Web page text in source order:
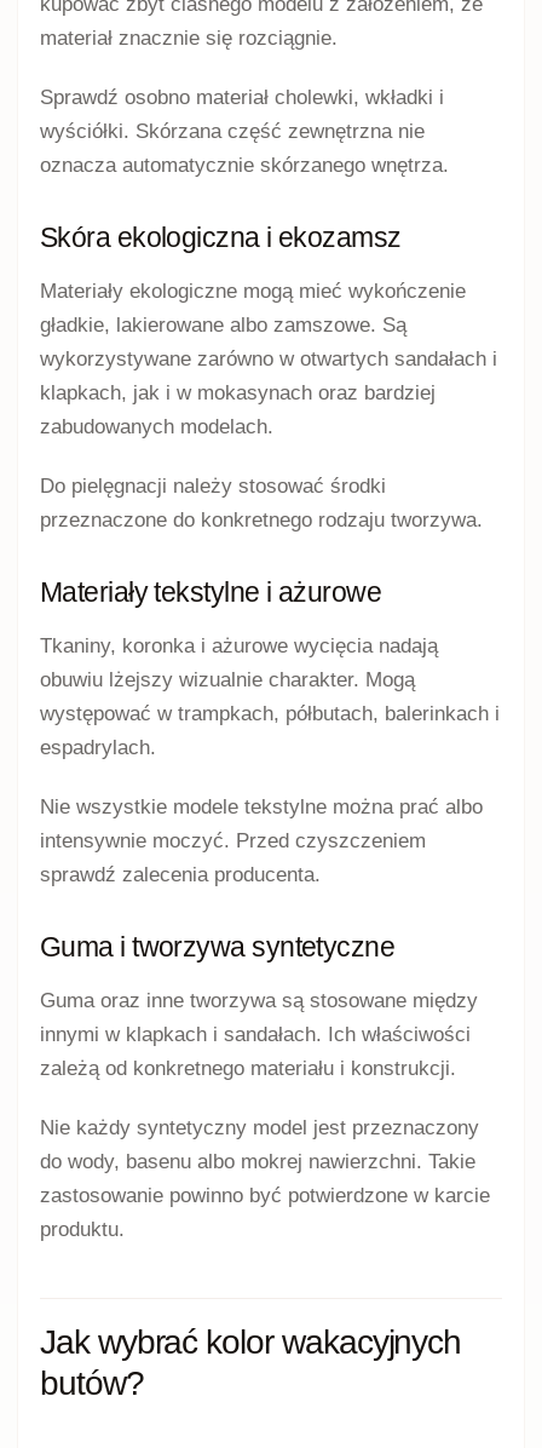
materiał znacznie się rozciągnie.
Sprawdź osobno materiał cholewki, wkładki i
wyściółki. Skórzana część zewnętrzna nie
oznacza automatycznie skórzanego wnętrza.
Skóra ekologiczna i ekozamsz
Materiały ekologiczne mogą mieć wykończenie
gładkie, lakierowane albo zamszowe. Są
wykorzystywane zarówno w otwartych sandałach i
klapkach, jak i w mokasynach oraz bardziej
zabudowanych modelach.
Do pielęgnacji należy stosować środki
przeznaczone do konkretnego rodzaju tworzywa.
Materiały tekstylne i ażurowe
Tkaniny, koronka i ażurowe wycięcia nadają
obuwiu lżejszy wizualnie charakter. Mogą
występować w trampkach, półbutach, balerinkach i
espadrylach.
Nie wszystkie modele tekstylne można prać albo
intensywnie moczyć. Przed czyszczeniem
sprawdź zalecenia producenta.
Guma i tworzywa syntetyczne
Guma oraz inne tworzywa są stosowane między
innymi w klapkach i sandałach. Ich właściwości
zależą od konkretnego materiału i konstrukcji.
Nie każdy syntetyczny model jest przeznaczony
do wody, basenu albo mokrej nawierzchni. Takie
zastosowanie powinno być potwierdzone w karcie
produktu.
Jak wybrać kolor wakacyjnych
butów?